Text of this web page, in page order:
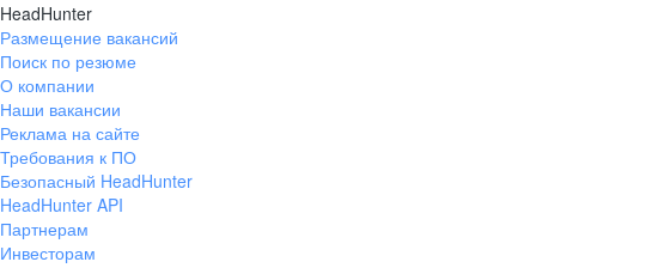
HeadHunter
Размещение вакансий
Поиск по резюме
О компании
Наши вакансии
Реклама на сайте
Требования к ПО
Безопасный HeadHunter
HeadHunter API
Партнерам
Инвесторам